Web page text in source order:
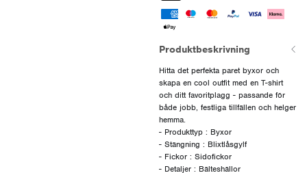
Produktbeskrivning
Hitta det perfekta paret byxor och
skapa en cool outfit med en T-shirt
och ditt favoritplagg - passande för
både jobb, festliga tillfällen och helger
hemma.
- Produkttyp : Byxor
- Stängning : Blixtlåsgylf
- Fickor : Sidofickor
- Detaljer : Bälteshällor